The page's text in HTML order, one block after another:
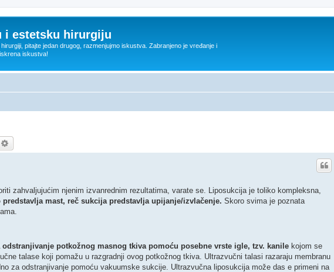
i estetsku hirurgiju
pitajte jedan drugog, razmenjujmo iskustva. Zabranjeno je vređanje i
iskustva!
zahvaljujućim njenim izvanrednim rezultatima, varate se. Liposukcija je toliko kompleksna,
predstavlja mast, reč sukcija predstavlja upijanje/izvlačenje. Skoro svima je poznata
potkožnog masnog tkiva pomoću posebne vrste igle, tzv. kanile kojom se
talase koji pomažu u razgradnji ovog potkožnog tkiva. Ultrazvučni talasi razaraju membranu
za odstranjivanje pomoću vakuumske sukcije. Ultrazvučna liposukcija može das e primeni na